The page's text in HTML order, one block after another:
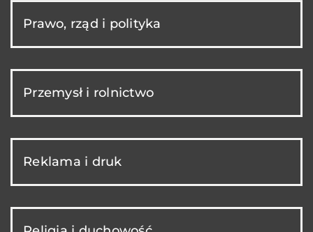
Prawo, rząd i polityka
Przemysł i rolnictwo
Reklama i druk